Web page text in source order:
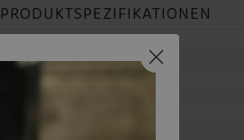
PRODUKTSPEZIFIKATIONEN
Weinarten
Jahrgang